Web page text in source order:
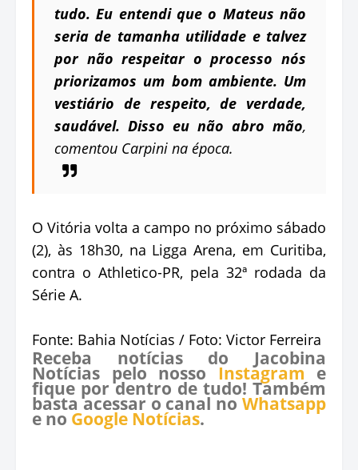
tudo. Eu entendi que o Mateus não
seria de tamanha utilidade e talvez
por não respeitar o processo nós
priorizamos um bom ambiente. Um
vestiário de respeito, de verdade,
saudável. Disso eu não abro mão,
comentou Carpini na época.
O Vitória volta a campo no próximo sábado
(2), às 18h30, na Ligga Arena, em Curitiba,
contra o Athletico-PR, pela 32ª rodada da
Série A.
Fonte: Bahia Notícias / Foto: Victor Ferreira
Receba notícias do Jacobina
Notícias pelo nosso Instagram e
fique por dentro de tudo! Também
basta acessar o canal no Whatsapp
e no Google Notícias.